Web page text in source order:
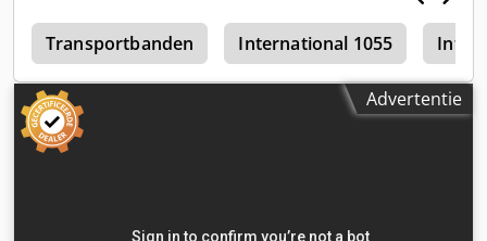
Transportbanden International 1055
Advertentie